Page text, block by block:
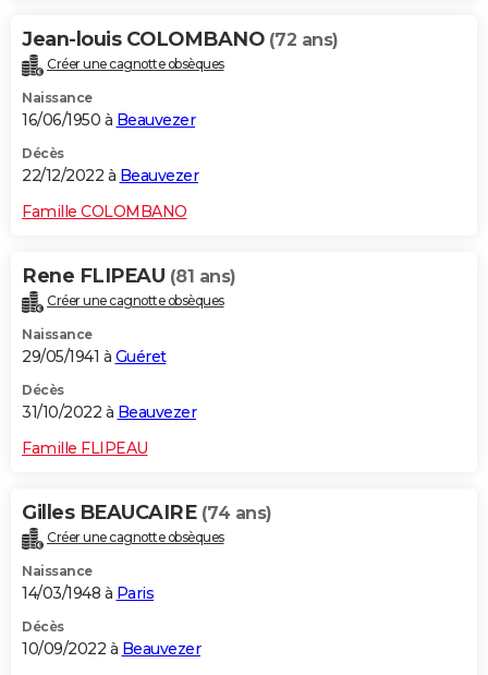
Jean-louis COLOMBANO (72 ans)
Créer une cagnotte obsèques
Naissance
16/06/1950 à Beauvezer
Décès
22/12/2022 à Beauvezer
Famille COLOMBANO
Rene FLIPEAU (81 ans)
Créer une cagnotte obsèques
Naissance
29/05/1941 à Guéret
Décès
31/10/2022 à Beauvezer
Famille FLIPEAU
Gilles BEAUCAIRE (74 ans)
Créer une cagnotte obsèques
Naissance
14/03/1948 à Paris
Décès
10/09/2022 à Beauvezer